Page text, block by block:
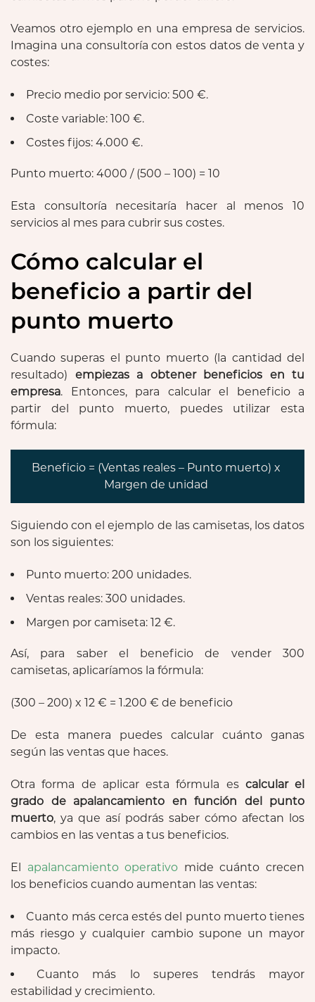
Veamos otro ejemplo en una empresa de servicios.
Imagina una consultoría con estos datos de venta y
costes:
Precio medio por servicio: 500 €.
Coste variable: 100 €.
Costes fijos: 4.000 €.
Punto muerto: 4000 / (500 – 100) = 10
Esta consultoría necesitaría hacer al menos 10
servicios al mes para cubrir sus costes.
Cómo calcular el
beneficio a partir del
punto muerto
Cuando superas el punto muerto (la cantidad del
resultado) empiezas a obtener beneficios en tu
empresa. Entonces, para calcular el beneficio a
partir del punto muerto, puedes utilizar esta
fórmula:
Beneficio = (Ventas reales – Punto muerto) x
Margen de unidad
Siguiendo con el ejemplo de las camisetas, los datos
son los siguientes:
Punto muerto: 200 unidades.
Ventas reales: 300 unidades.
Margen por camiseta: 12 €.
Así, para saber el beneficio de vender 300
camisetas, aplicaríamos la fórmula:
(300 – 200) x 12 € = 1.200 € de beneficio
De esta manera puedes calcular cuánto ganas
según las ventas que haces.
Otra forma de aplicar esta fórmula es calcular el
grado de apalancamiento en función del punto
muerto, ya que así podrás saber cómo afectan los
cambios en las ventas a tus beneficios.
El apalancamiento operativo mide cuánto crecen
los beneficios cuando aumentan las ventas:
Cuanto más cerca estés del punto muerto tienes
más riesgo y cualquier cambio supone un mayor
impacto.
Cuanto más lo superes tendrás mayor
estabilidad y crecimiento.